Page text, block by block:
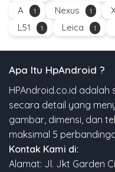
A 1 Nexus 1
L51 1 Leica 1
Apa Itu HpAndroid ?
HPAndroid.co.id adalah
secara detail yang
gambar, dimensi, dan
maksimal 5
Kontak Kami di:
Alamat: Jl. Jkt Garden